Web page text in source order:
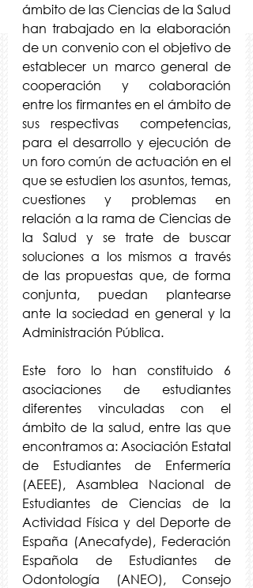
ámbito de las Ciencias de la Salud
han trabajado en la elaboración
de un convenio con el objetivo de
establecer un marco general de
cooperación y colaboración
entre los firmantes en el ámbito de
sus respectivas  competencias,
para el desarrollo y ejecución de
un foro común de actuación en el
que se estudien los asuntos, temas,
cuestiones y problemas en
relación a la rama de Ciencias de
la Salud y se trate de buscar
soluciones a los mismos a través
de las propuestas que, de forma
conjunta, puedan plantearse
ante la sociedad en general y la
Administración Pública.
Este foro lo han constituido 6
asociaciones de estudiantes
diferentes vinculadas con el
ámbito de la salud, entre las que
encontramos a: Asociación Estatal
de Estudiantes de Enfermería
(AEEE), Asamblea Nacional de
Estudiantes de Ciencias de la
Actividad Física y del Deporte de
España (Anecafyde), Federación
Española de Estudiantes de
Odontología (ANEO), Consejo